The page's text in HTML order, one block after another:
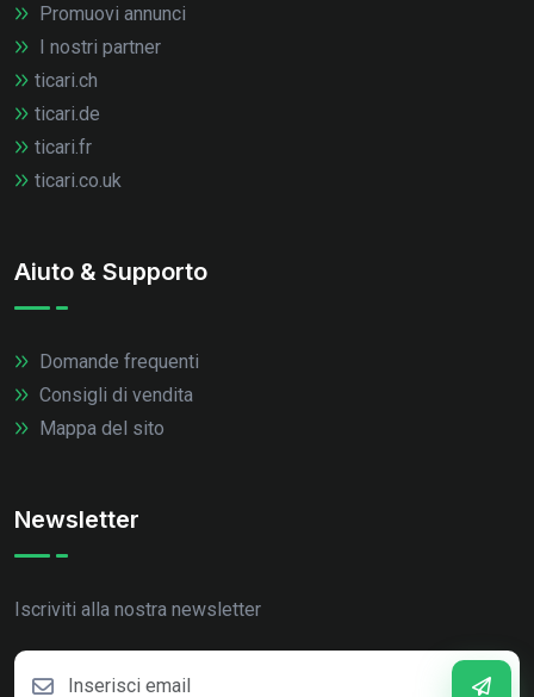
Promuovi annunci
I nostri partner
ticari.ch
ticari.de
ticari.fr
ticari.co.uk
Aiuto & Supporto
Domande frequenti
Consigli di vendita
Mappa del sito
Newsletter
Iscriviti alla nostra newsletter